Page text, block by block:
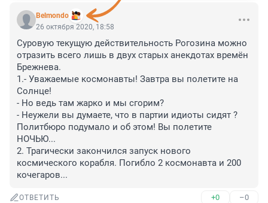
Belmondo
26 октября 2020, 18:58
Суровую текущую действительность Рогозина можно
отразить всего лишь в двух старых анекдотах времён
Брежнева.
1.- Уважаемые космонавты! Завтра вы полетите на
Солнце!
- Но ведь там жарко и мы сгорим?
- Неужели вы думаете, что в партии идиоты сидят ?
Политбюро подумало и об этом! Вы полетите
НОЧЬЮ...
2. Трагически закончился запуск нового
космического корабля. Погибло 2 космонавта и 200
кочегаров...
ОТВЕТИТЬ +0 –0